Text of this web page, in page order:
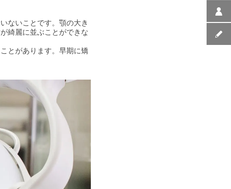
ないことです。顎の大き
綺麗に並ぶことができな
とがあります。早期に矯